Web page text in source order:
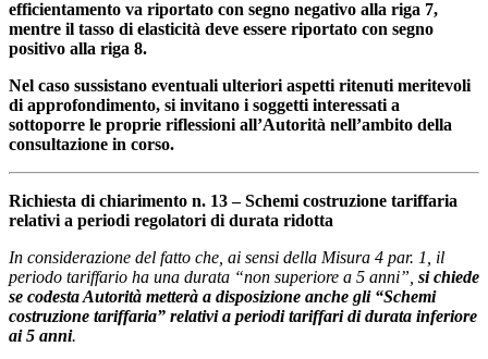
efficientamento va riportato con segno negativo alla riga 7,
mentre il tasso di elasticità deve essere riportato con segno
positivo alla riga 8.
Nel caso sussistano eventuali ulteriori aspetti ritenuti meritevoli
di approfondimento, si invitano i soggetti interessati a
sottoporre le proprie riflessioni all’Autorità nell’ambito della
consultazione in corso.
Richiesta di chiarimento n. 13 – Schemi costruzione tariffaria
relativi a periodi regolatori di durata ridotta
In considerazione del fatto che, ai sensi della Misura 4 par. 1, il
periodo tariffario ha una durata “non superiore a 5 anni”, si chiede
se codesta Autorità metterà a disposizione anche gli “Schemi
costruzione tariffaria” relativi a periodi tariffari di durata inferiore
ai 5 anni.